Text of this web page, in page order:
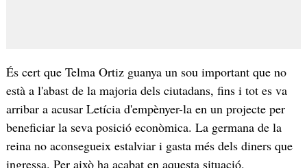
És cert que Telma Ortiz guanya un sou important que no
està a l'abast de la majoria dels ciutadans, fins i tot es va
arribar a acusar Letícia d'empènyer-la en un projecte per
beneficiar la seva posició econòmica. La germana de la
reina no aconsegueix estalviar i gasta més dels diners que
ingressa. Per això ha acabat en aquesta situació.